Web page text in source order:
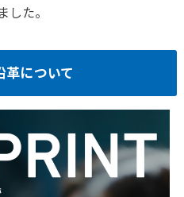
した。
について